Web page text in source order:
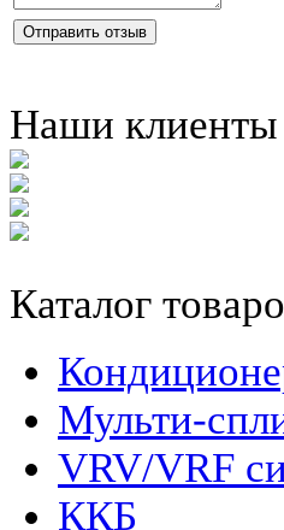
Отправить отзыв
Наши клиенты
Каталог
Мульти-
VRV/VRF
ККБ